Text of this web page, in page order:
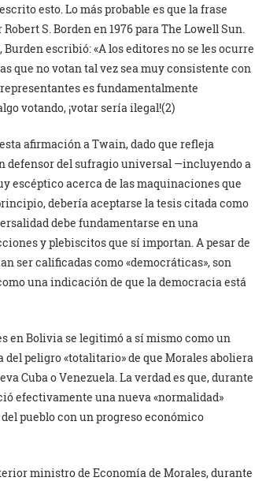
esto. Lo más probable es que la frase
S. Borden en 1976 para The Lowell Sun.
escribió: «A los editores no se les ocurre
que no votan tal vez sea muy consistente con
es fundamentalmente
votando, ¡votar sería ilegal!(2)
afirmación a Twain, dado que refleja
defensor del sufragio universal —incluyendo a
escéptico acerca de las maquinaciones que
debería aceptarse la tesis citada como
debe fundamentarse en una
y plebiscitos que sí importan. A pesar de
ser calificadas como «democráticas», son
una indicación de que la democracia está
en Bolivia se legitimó a sí mismo como un
peligro «totalitario» de que Morales aboliera
Cuba o Venezuela. La verdad es que, durante
efectivamente una nueva «normalidad»
pueblo con un progreso económico
ministro de Economía de Morales, durante